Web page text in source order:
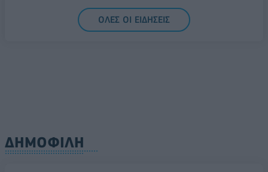
Υπ. Μεταφορών: Οριστική λύση στο ζήτημα των
πινακίδων κυκλοφορίας - Τέλος στις χρονοβόρες
ΟΛΕΣ ΟΙ ΕΙΔΗΣΕΙΣ
ΔΗΜΟΦΙΛΗ